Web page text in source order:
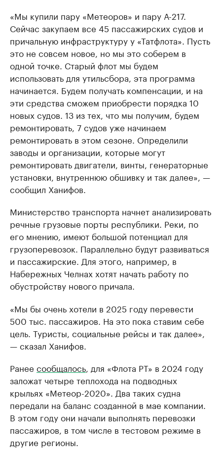
«Мы купили пару «Метеоров» и пару А-217.
Сейчас закупаем все 45 пассажирских судов и
причальную инфраструктуру у «Татфлота». Пусть
это не совсем новое, но мы это соберем в
одной точке. Старый флот мы будем
использовать для утильсбора, эта программа
начинается. Будем получать компенсации, и на
эти средства сможем приобрести порядка 10
новых судов. 13 из тех, что мы получим, будем
ремонтировать, 7 судов уже начинаем
ремонтировать в этом сезоне. Определили
заводы и организации, которые могут
ремонтировать двигатели, винты, генераторные
установки, внутреннюю обшивку и так далее», —
сообщил Ханифов.
Министерство транспорта начнет анализировать
речные грузовые порты республики. Реки, по
его мнению, имеют большой потенциал для
грузоперевозок. Параллельно будут развиваться
и пассажирские. Для этого, например, в
Набережных Челнах хотят начать работу по
обустройству нового причала.
«Мы бы очень хотели в 2025 году перевести
500 тыс. пассажиров. На это пока ставим себе
цель. Туристы, социальные рейсы и так далее»,
— сказал Ханифов.
Ранее сообщалось , для «Флота РТ» в 2024 году
заложат четыре теплохода на подводных
крыльях «Метеор-2020». Два таких судна
передали на баланс созданной в мае компании.
В этом году они начали выполнять перевозки
пассажиров, в том числе в тестовом режиме в
другие регионы.